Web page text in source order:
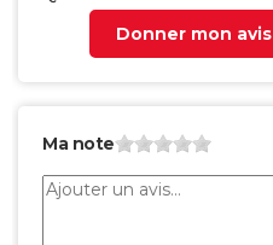
Donner mon avis
Ma note